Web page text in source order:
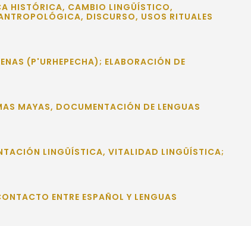
HISTÓRICA, CAMBIO LINGÜÍSTICO,
DISCURSO, USOS RITUALES
(P'URHEPECHA); ELABORACIÓN DE
MAYAS, DOCUMENTACIÓN DE LENGUAS
LINGÜÍSTICA, VITALIDAD LINGÜÍSTICA;
ENTRE ESPAÑOL Y LENGUAS